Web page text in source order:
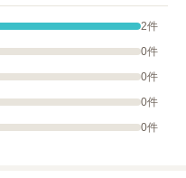
2件
0件
0件
0件
0件